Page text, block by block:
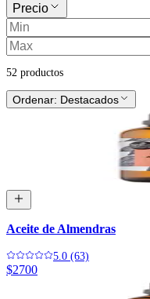
Precio
52 productos
Ordenar: Destacados
Aceite de Almendras
5.0 (63)
$2700